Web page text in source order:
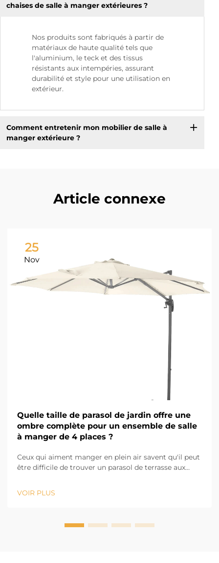
chaises de salle à manger extérieures ?
Nos produits sont fabriqués à partir de
matériaux de haute qualité tels que
l'aluminium, le teck et des tissus
résistants aux intempéries, assurant
durabilité et style pour une utilisation en
extérieur.
Comment entretenir mon mobilier de salle à
manger extérieure ?
Article connexe
25
Nov
Quelle taille de parasol de jardin offre une
ombre complète pour un ensemble de salle
à manger de 4 places ?
Ceux qui aiment manger en plein air savent qu'il peut
être difficile de trouver un parasol de terrasse aux
petit, certaines parties de la table seront exposées au
VOIR PLUS